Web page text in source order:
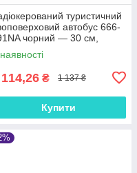
туристичний
автобус 666-
чорний — 30 см,
фар, гумові колеса,
USB-зарядка
₴ 1 137 ₴
Купити